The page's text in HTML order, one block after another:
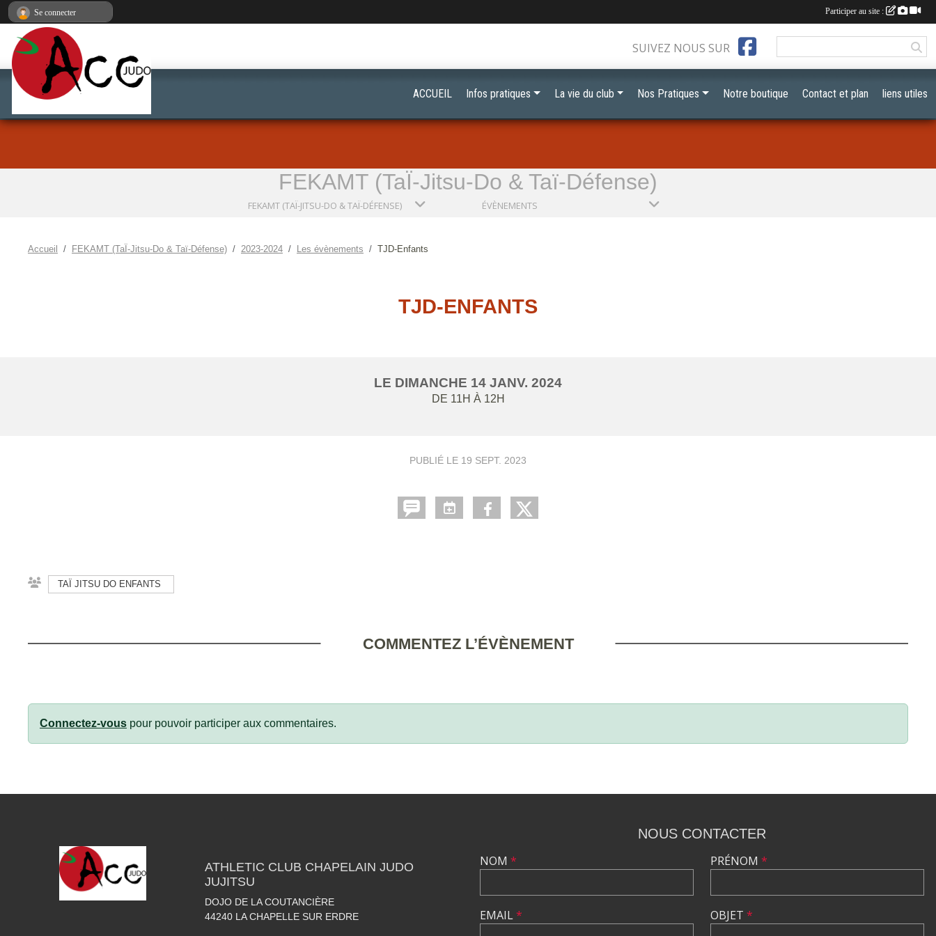
FEKAMT (TaÏ-Jitsu-Do & Taï-Défense)
FEKAMT (TAÏ-JITSU-DO & TAÏ-DÉFENSE) ÉVÈNEMENTS
Accueil FEKAMT (TaÏ-Jitsu-Do & Taï-Défense) 2023-2024 Les évènements TJD-Enfants
TJD-ENFANTS
LE DIMANCHE 14 JANV. 2024
DE 11H À 12H
PUBLIÉ LE 19 SEPT. 2023
TAÏ JITSU DO ENFANTS
COMMENTEZ L’ÉVÈNEMENT
Connectez-vous pour pouvoir participer aux commentaires.
SUIVEZ NOUS SUR
ACCUEIL Infos pratiques La vie du club Nos Pratiques Notre boutique Contact et plan liens utiles
ATHLETIC CLUB CHAPELAIN JUDO
JUJITSU
DOJO DE LA COUTANCIÈRE
44240 LA CHAPELLE SUR ERDRE
NOUS CONTACTER
NOM *
EMAIL*
PRÉNOM *
OBJET *
Se connecter Participer au site :
Panneau de gestion des cookies